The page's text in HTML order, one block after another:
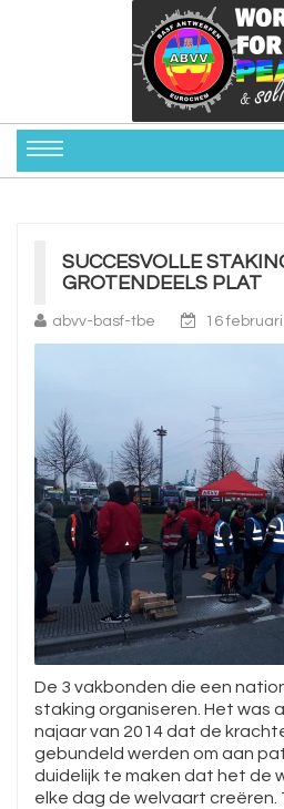
SUCCESVOLLE
GROTENDEELS PLAT
abvv-basf-tbe 16
De 3 vakbonden die een
staking organiseren. Het was
najaar van 2014 dat de
gebundeld werden om aan
duidelijk te maken dat het de
elke dag de welvaart creëren.